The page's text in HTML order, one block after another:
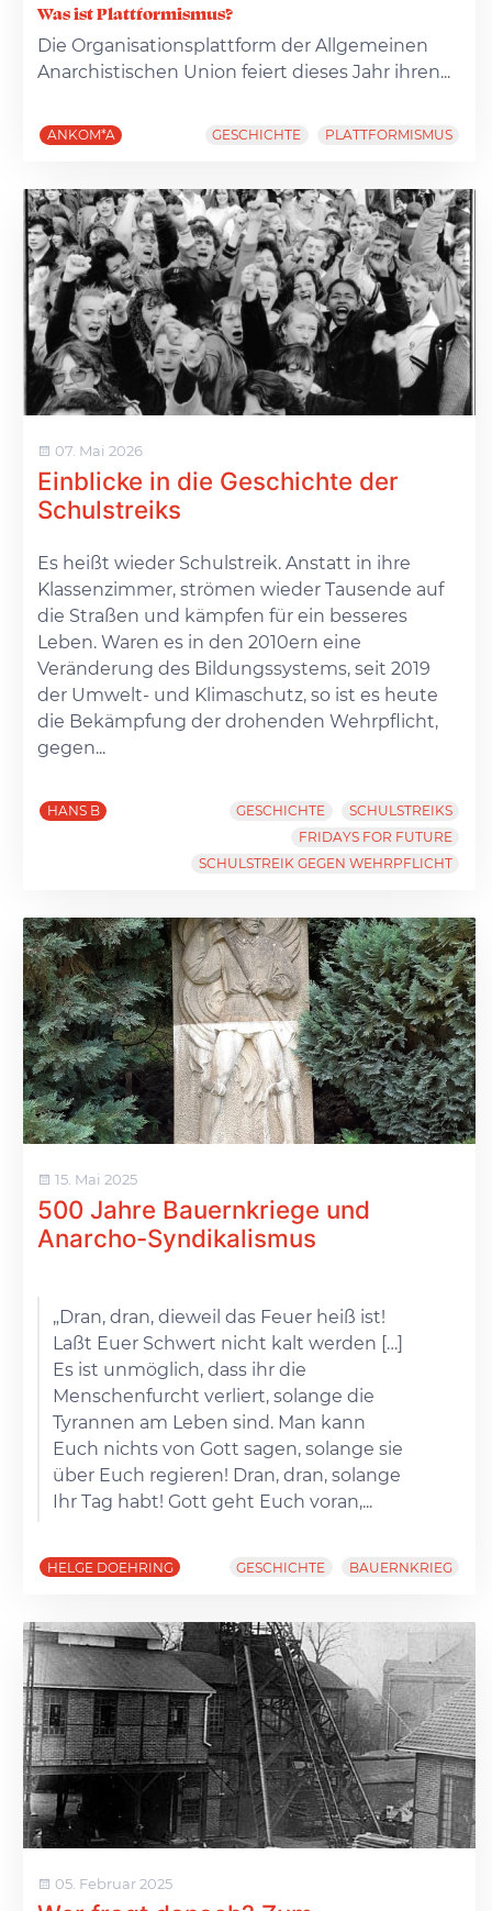
Was ist Plattformismus?
Die Organisationsplattform der Allgemeinen
Anarchistischen Union feiert dieses Jahr ihren...
ANKOM*A GESCHICHTE PLATTFORMISMUS
07. Mai 2026
Einblicke in die Geschichte der
Schulstreiks
Es heißt wieder Schulstreik. Anstatt in ihre
Klassenzimmer, strömen wieder Tausende auf
die Straßen und kämpfen für ein besseres
Leben. Waren es in den 2010ern eine
Veränderung des Bildungssystems, seit 2019
der Umwelt- und Klimaschutz, so ist es heute
die Bekämpfung der drohenden Wehrpflicht,
gegen...
HANS B GESCHICHTE
SCHULSTREIKS
FRIDAYS FOR FUTURE
SCHULSTREIK GEGEN WEHRPFLICHT
15. Mai 2025
500 Jahre Bauernkriege und
Anarcho-Syndikalismus
„Dran, dran, dieweil das Feuer heiß ist!
Laßt Euer Schwert nicht kalt werden […]
Es ist unmöglich, dass ihr die
Menschenfurcht verliert, solange die
Tyrannen am Leben sind. Man kann
Euch nichts von Gott sagen, solange sie
über Euch regieren! Dran, dran, solange
Ihr Tag habt! Gott geht Euch voran,...
HELGE DOEHRING GESCHICHTE BAUERNKRIEG
05. Februar 2025